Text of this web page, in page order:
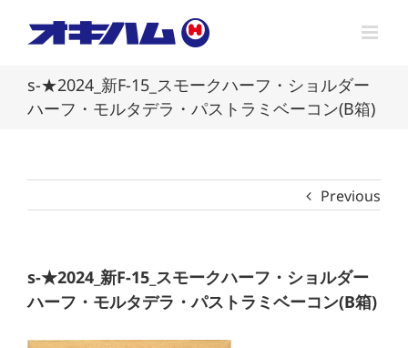
s-★2024_新F-15_スモークハーフ・ショルダー
ハーフ・モルタデラ・パストラミベーコン(B箱)
Previous
s-★2024_新F-15_スモークハーフ・ショルダー
ハーフ・モルタデラ・パストラミベーコン(B箱)